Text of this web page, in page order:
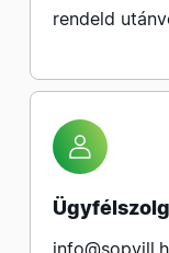
rendeld